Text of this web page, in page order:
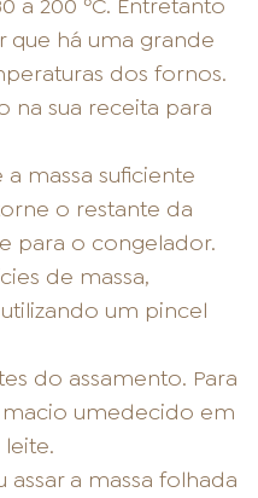
a 200 ºC. Entretanto
há uma grande
dos fornos.
na sua receita para
massa suficiente
o restante da
para o congelador.
de massa,
um pincel
do assamento. Para
macio umedecido em
assar a massa folhada